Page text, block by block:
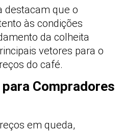
destacam que o
às condições
da colheita
vetores para o
do café.
Compradores
em queda,